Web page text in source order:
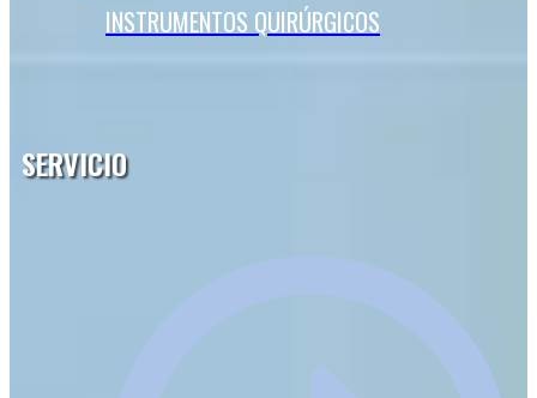
INSTRUMENTOS QUIRÚRGICOS
SERVICIO